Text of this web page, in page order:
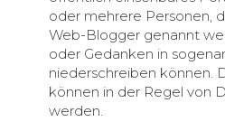
oder mehrere Personen,
Web-Blogger genannt
oder Gedanken in
niederschreiben können.
können in der Regel von
werden.